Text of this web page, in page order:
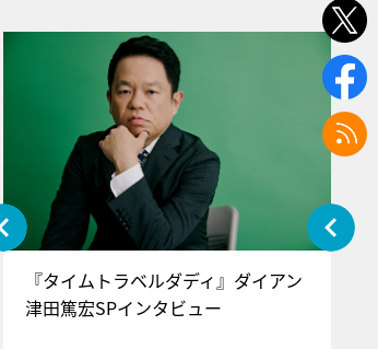
『タイムトラベルダディ』ダイアン
津田篤宏SPインタビュー